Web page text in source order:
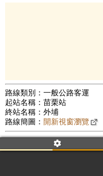
路線類別：一般公路客運
起站名稱：苗栗站
終站名稱：外埔
路線簡圖： 開新視窗瀏覽
附屬名稱：5816
車頭描述：苗栗
外埔(經
公車數量: 累計6204、上線